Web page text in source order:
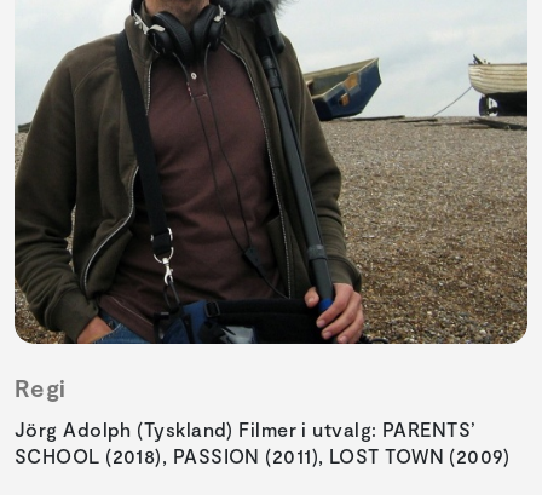
Regi
Jörg Adolph (Tyskland) Filmer i utvalg: PARENTS’
SCHOOL (2018), PASSION (2011), LOST TOWN (2009)